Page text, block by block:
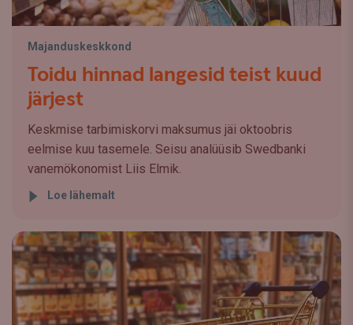
Majanduskeskkond
Toidu hinnad langesid teist kuud
järjest
Keskmise tarbimiskorvi maksumus jäi oktoobris
eelmise kuu tasemele. Seisu analüüsib Swedbanki
vanemökonomist Liis Elmik.
Loe lähemalt